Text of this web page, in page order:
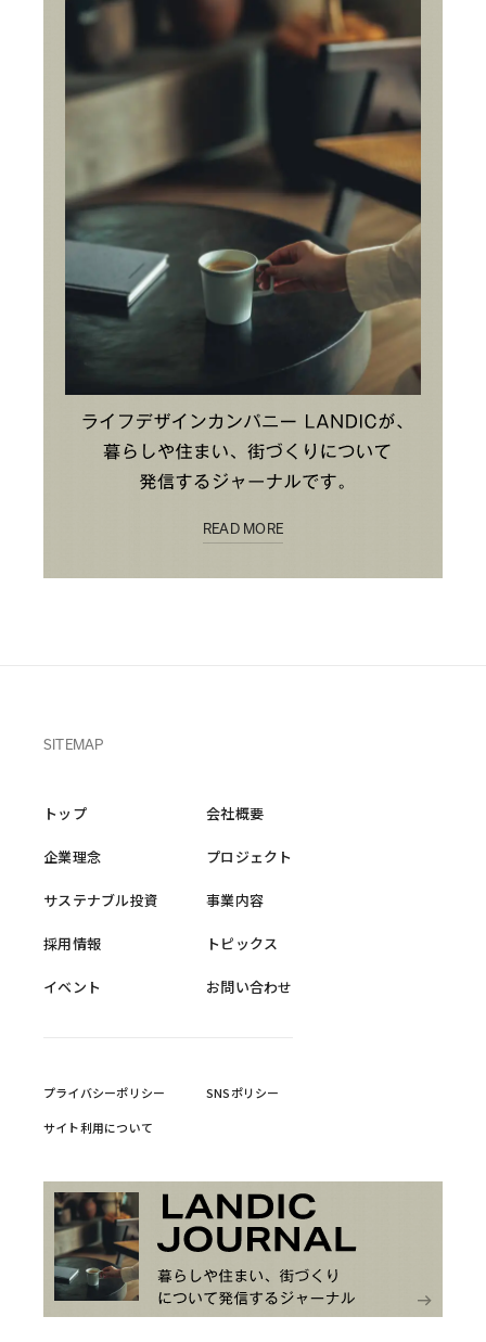
READ MORE
SITEMAP
トップ 会社概要
企業理念 プロジェクト
サステナブル投資 事業内容
採用情報 トピックス
イベント お問い合わせ
プライバシーポリシー
SNSポリシー
サイト利用について